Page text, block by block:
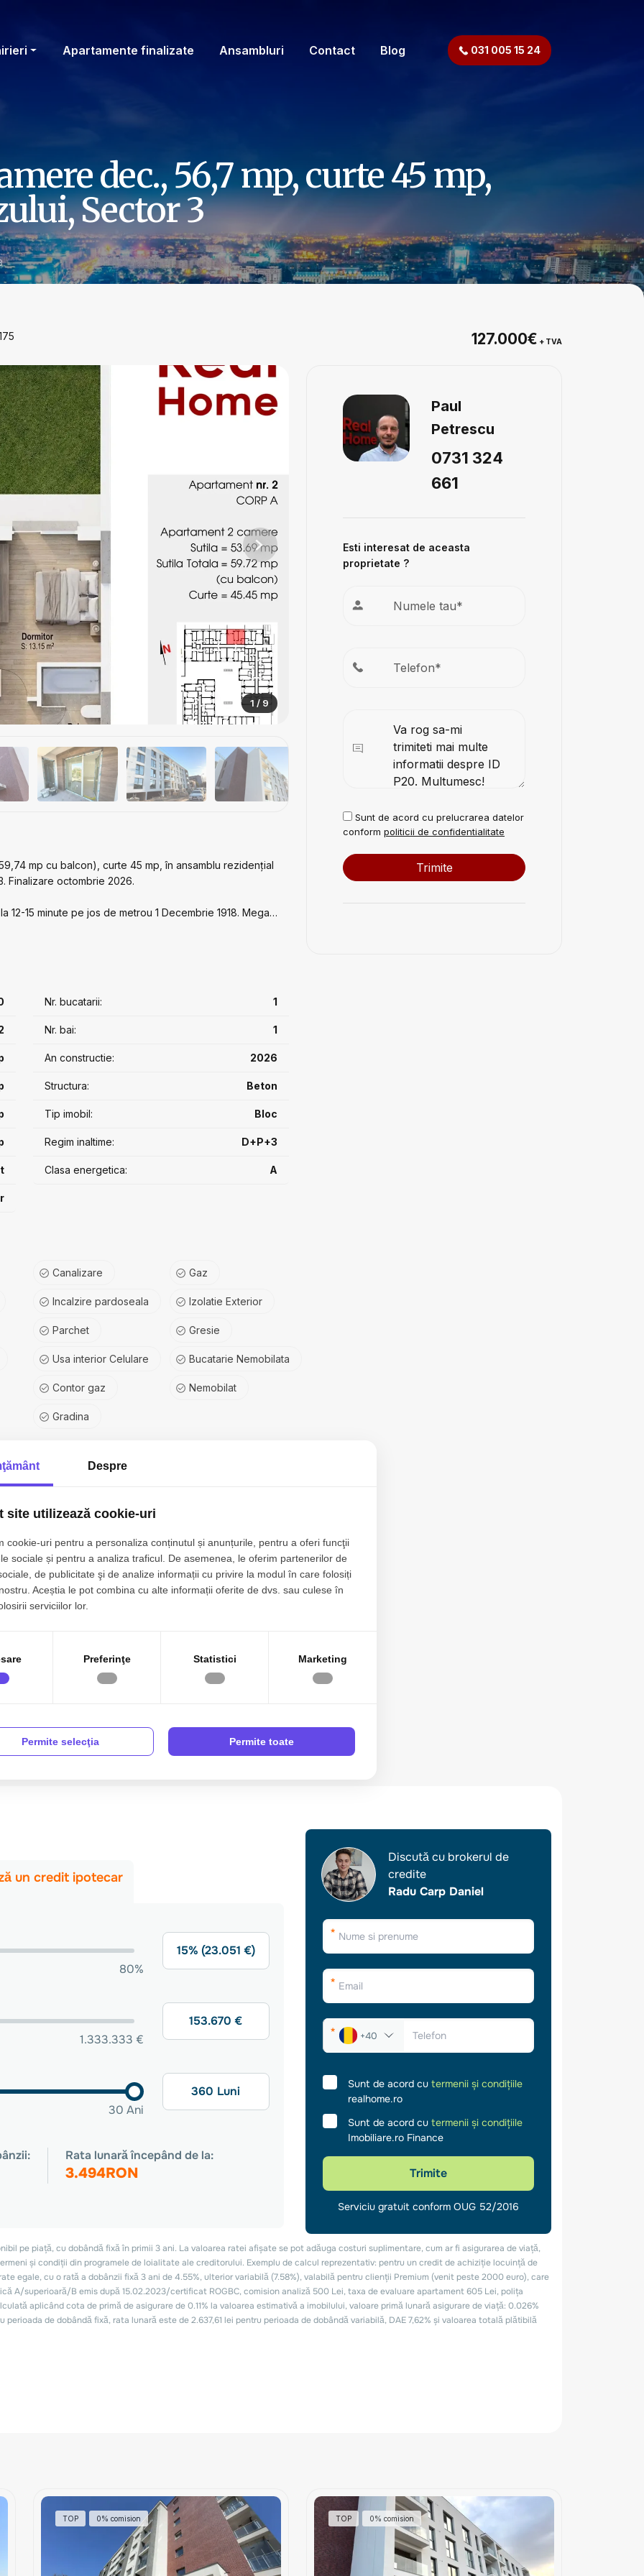
Apartamente finalizate Ansambluri Contact Blog 031 005 15 24
dec., 56,7 mp, curte 45 mp,
Sector 3
127.000€ + TVA
1 / 9
Next
mp cu balcon), curte 45 mp, în ansamblu rezidențial
Finalizare octombrie 2026.
15 minute pe jos de metrou 1 Decembrie 1918. Mega
(sau similar)
+ boxe
Nr. bucatarii: 1
Nr. bai: 1
An constructie: 2026
Structura: Beton
Tip imobil: Bloc
Regim inaltime: D+P+3
Clasa energetica: A
Canalizare Gaz
Incalzire pardoseala Izolatie Exterior
Parchet Gresie
Usa interior Celulare Bucatarie Nemobilata
Contor gaz Nemobilat
Gradina
Paul
Petrescu
0731 324
661
Esti interesat de aceasta
proprietate ?
Sunt de acord cu prelucrarea datelor
conform politicii de confidentialitate
TOP 0% comision TOP 0% comision
Despre
site utilizează cookie-uri
cookie-uri pentru a personaliza conținutul și anunțurile, pentru a oferi funcţii
sociale și pentru a analiza traficul. De asemenea, le oferim partenerilor de
de publicitate şi de analize informații cu privire la modul în care folosiți
Aceștia le pot combina cu alte informații oferite de dvs. sau culese în
serviciilor lor.
Preferinţe Statistici Marketing
Permite selecţia Permite toate